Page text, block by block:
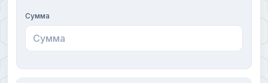
Сумма